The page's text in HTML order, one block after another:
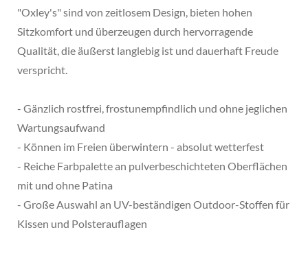
"Oxley's" sind von zeitlosem Design, bieten hohen
Sitzkomfort und überzeugen durch hervorragende
Qualität, die äußerst langlebig ist und dauerhaft Freude
verspricht.
- Gänzlich rostfrei, frostunempfindlich und ohne jeglichen
Wartungsaufwand
- Können im Freien überwintern - absolut wetterfest
- Reiche Farbpalette an pulverbeschichteten Oberflächen
mit und ohne Patina
- Große Auswahl an UV-beständigen Outdoor-Stoffen für
Kissen und Polsterauflagen